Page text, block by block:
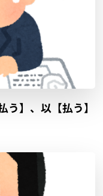
】、以【払う】